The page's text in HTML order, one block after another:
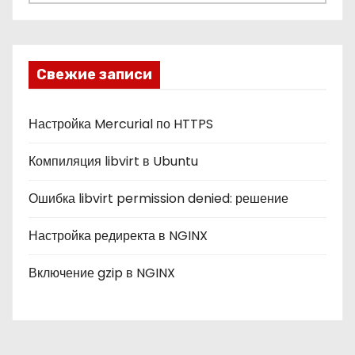
к
и
Свежие записи
Настройка Mercurial по HTTPS
Компиляция libvirt в Ubuntu
Ошибка libvirt permission denied: решение
Настройка редиректа в NGINX
Включение gzip в NGINX